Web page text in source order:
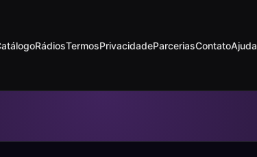
RádiosTermosPrivacidadeParceriasContatoAjuda